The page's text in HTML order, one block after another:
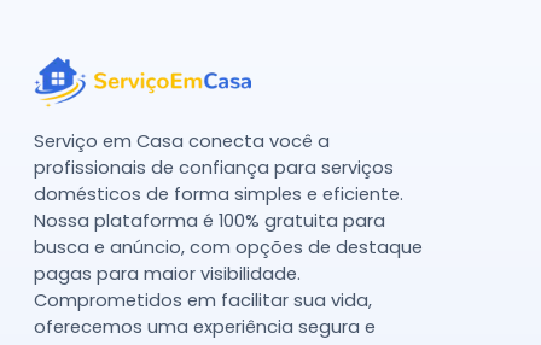
Serviço em Casa conecta você a
profissionais de confiança para serviços
domésticos de forma simples e eficiente.
Nossa plataforma é 100% gratuita para
busca e anúncio, com opções de destaque
pagas para maior visibilidade.
Comprometidos em facilitar sua vida,
oferecemos uma experiência segura e